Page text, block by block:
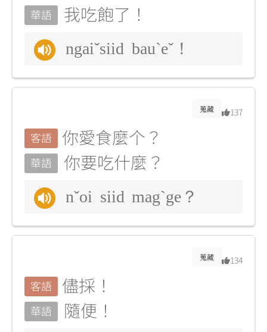
華語 我吃飽了！
ngaiˇsiid bauˋeˇ！
蒐藏 137
客語 你愛食麼个？
華語 你要吃什麼？
nˇoi siid magˋge？
蒐藏 134
客語 儘採！
華語 隨便！